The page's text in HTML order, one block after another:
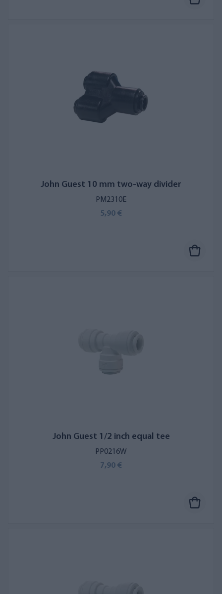
John Guest 10 mm two-way divider
PM2310E
5,90 €
John Guest 1/2 inch equal tee
PP0216W
7,90 €